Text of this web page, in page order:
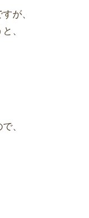
が、
、
、